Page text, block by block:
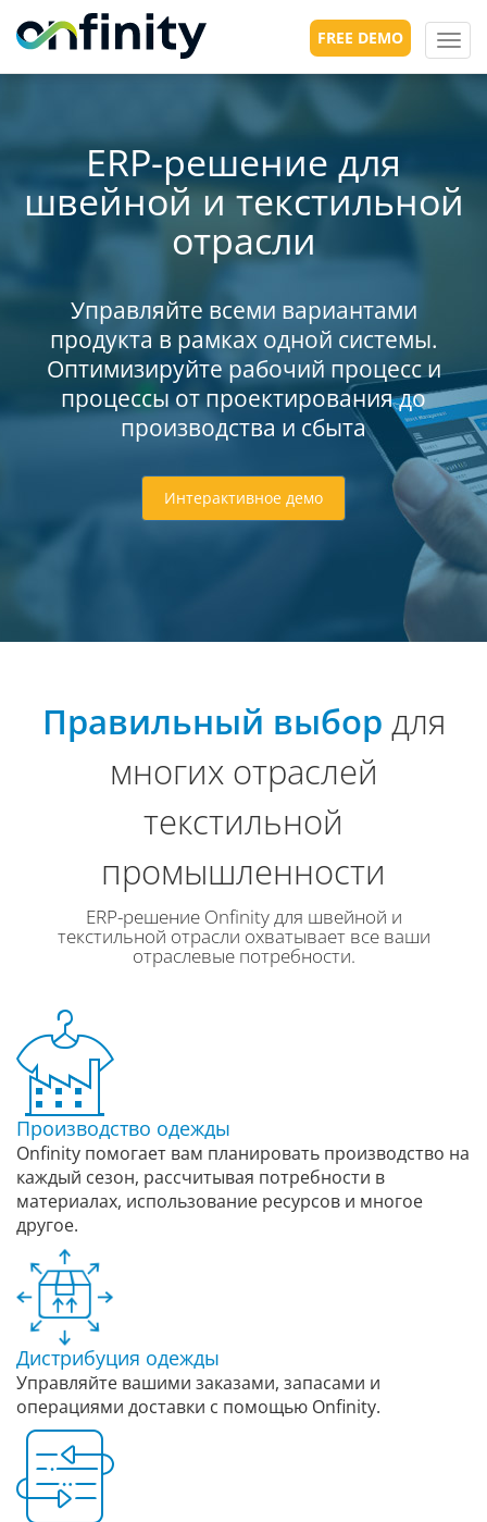
FREE DEMO
ERP-решение для
швейной и текстильной
отрасли
Управляйте всеми вариантами
продукта в рамках одной системы.
Оптимизируйте рабочий процесс и
процессы от проектирования до
производства и сбыта
Интерактивное демо
Правильный выбор для
многих отраслей
текстильной
промышленности
ERP-решение Onfinity для швейной и
текстильной отрасли охватывает все ваши
отраслевые потребности.
Производство одежды
Onfinity помогает вам планировать производство на
каждый сезон, рассчитывая потребности в
материалах, использование ресурсов и многое
другое.
Дистрибуция одежды
Управляйте вашими заказами, запасами и
операциями доставки с помощью Onfinity.